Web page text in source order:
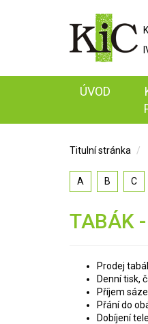
ÚVOD
Titulní stránka
A B C
TABÁK
Prodej
Denní tisk,
Příjem
Přání do
Dobíjení